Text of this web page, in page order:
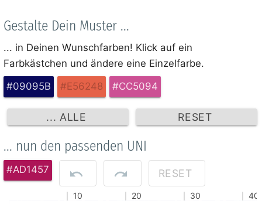
Gestalte Dein Muster ...
... in Deinen Wunschfarben! Klick auf ein
Farbkästchen und ändere eine Einzelfarbe.
#09095B
#E56248 #CC5094
... ALLE RESET
... nun den passenden UNI
#AD1457 RESET